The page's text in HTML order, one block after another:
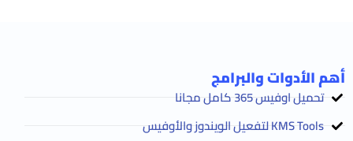
أهم الأدوات والبرامج
تحميل اوفيس 365 كامل مجانا
KMS Tools لتفعيل الويندوز والأوفيس